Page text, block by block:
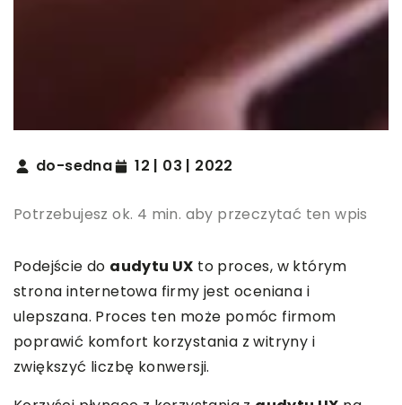
do-sedna 12 | 03 | 2022
Potrzebujesz ok. 4 min. aby przeczytać ten wpis
Podejście do audytu UX to proces, w którym
strona internetowa firmy jest oceniana i
ulepszana. Proces ten może pomóc firmom
poprawić komfort korzystania z witryny i
zwiększyć liczbę konwersji.